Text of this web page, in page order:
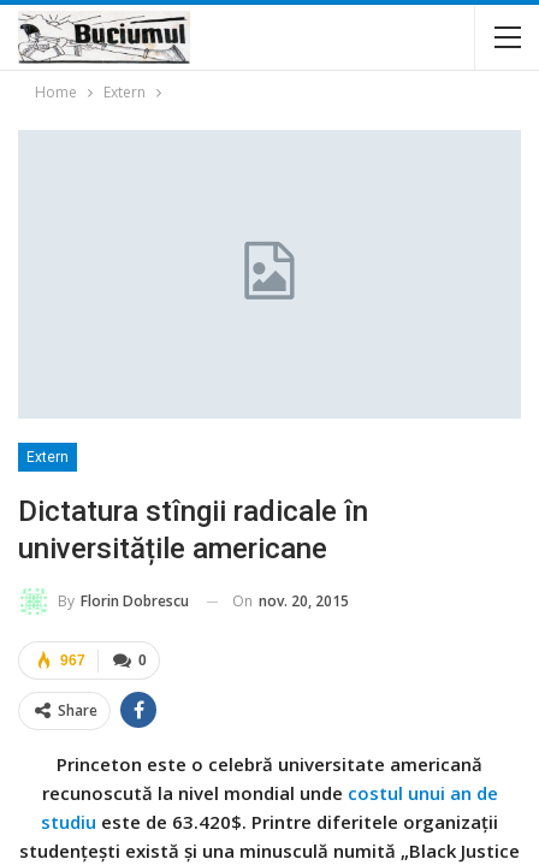
Home Extern
Extern
Dictatura stîngii radicale în
universitățile americane
By Florin Dobrescu On nov. 20, 2015
0
967
Share
Princeton este o celebră universitate americană
recunoscută la nivel mondial unde costul unui an de
studiu este de 63.420$. Printre diferitele organizații
studențești există și una minusculă numită „Black Justice